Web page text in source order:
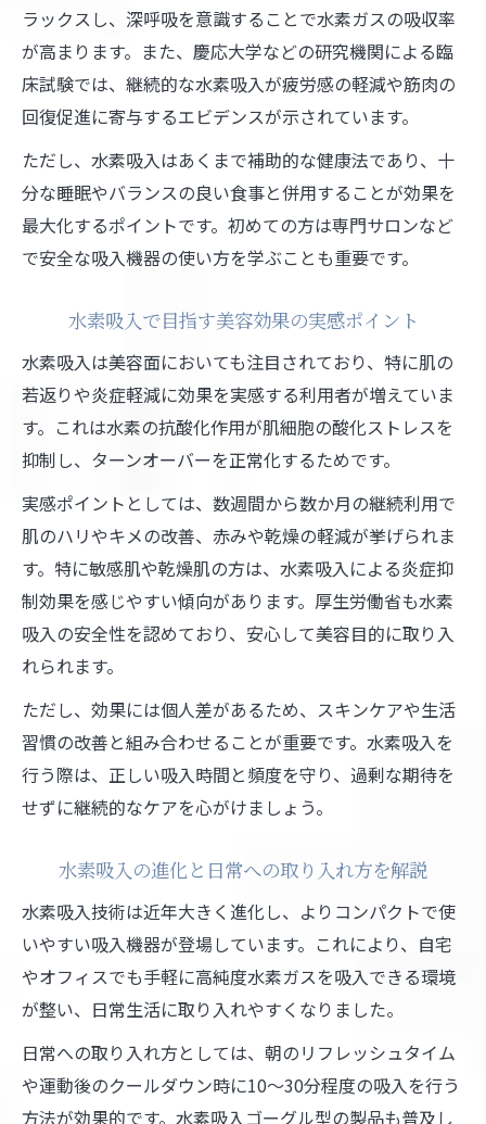
ラックスし、深呼吸を意識することで水素ガスの吸収率
が高まります。また、慶応大学などの研究機関による臨
床試験では、継続的な水素吸入が疲労感の軽減や筋肉の
回復促進に寄与するエビデンスが示されています。
ただし、水素吸入はあくまで補助的な健康法であり、十
分な睡眠やバランスの良い食事と併用することが効果を
最大化するポイントです。初めての方は専門サロンなど
で安全な吸入機器の使い方を学ぶことも重要です。
水素吸入で目指す美容効果の実感ポイント
水素吸入は美容面においても注目されており、特に肌の
若返りや炎症軽減に効果を実感する利用者が増えていま
す。これは水素の抗酸化作用が肌細胞の酸化ストレスを
抑制し、ターンオーバーを正常化するためです。
実感ポイントとしては、数週間から数か月の継続利用で
肌のハリやキメの改善、赤みや乾燥の軽減が挙げられま
す。特に敏感肌や乾燥肌の方は、水素吸入による炎症抑
制効果を感じやすい傾向があります。厚生労働省も水素
吸入の安全性を認めており、安心して美容目的に取り入
れられます。
ただし、効果には個人差があるため、スキンケアや生活
習慣の改善と組み合わせることが重要です。水素吸入を
行う際は、正しい吸入時間と頻度を守り、過剰な期待を
せずに継続的なケアを心がけましょう。
水素吸入の進化と日常への取り入れ方を解説
水素吸入技術は近年大きく進化し、よりコンパクトで使
いやすい吸入機器が登場しています。これにより、自宅
やオフィスでも手軽に高純度水素ガスを吸入できる環境
が整い、日常生活に取り入れやすくなりました。
日常への取り入れ方としては、朝のリフレッシュタイム
や運動後のクールダウン時に10～30分程度の吸入を行う
方法が効果的です。水素吸入ゴーグル型の製品も普及し